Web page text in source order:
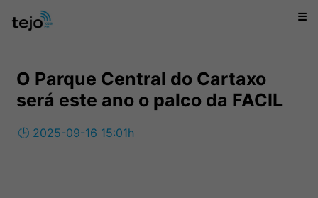
☰
O Parque Central do Cartaxo
será este ano o palco da FACIL
🕒 2025-09-16 15:01h